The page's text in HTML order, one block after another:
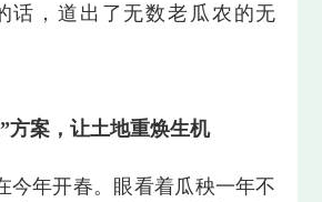
话，道出了无数老瓜农的无
方案，让土地重焕生机
今年开春。眼看着瓜秧一年不